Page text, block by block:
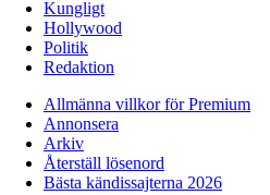
Kungligt
Hollywood
Politik
Redaktion
Allmänna villkor för Premium
Annonsera
Arkiv
Återställ lösenord
Bästa kändissajterna 2026